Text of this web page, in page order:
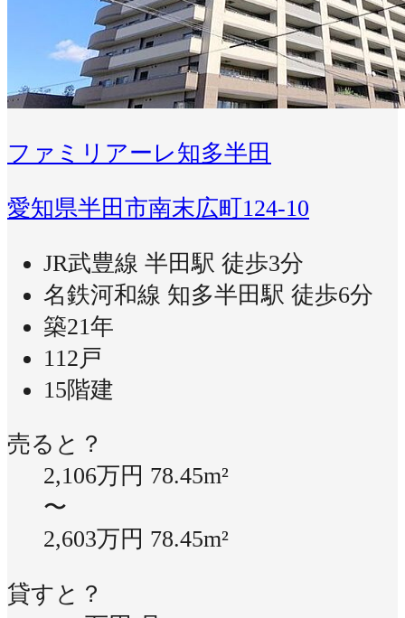
ファミリアーレ知多半田
愛知県半田市南末広町124-10
JR武豊線 半田駅 徒歩3分
名鉄河和線 知多半田駅 徒歩6分
築21年
112戸
15階建
売ると？
2,106万円 78.45m²
〜
2,603万円 78.45m²
貸すと？